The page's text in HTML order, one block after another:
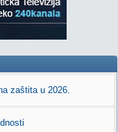
zaštita u 2026.